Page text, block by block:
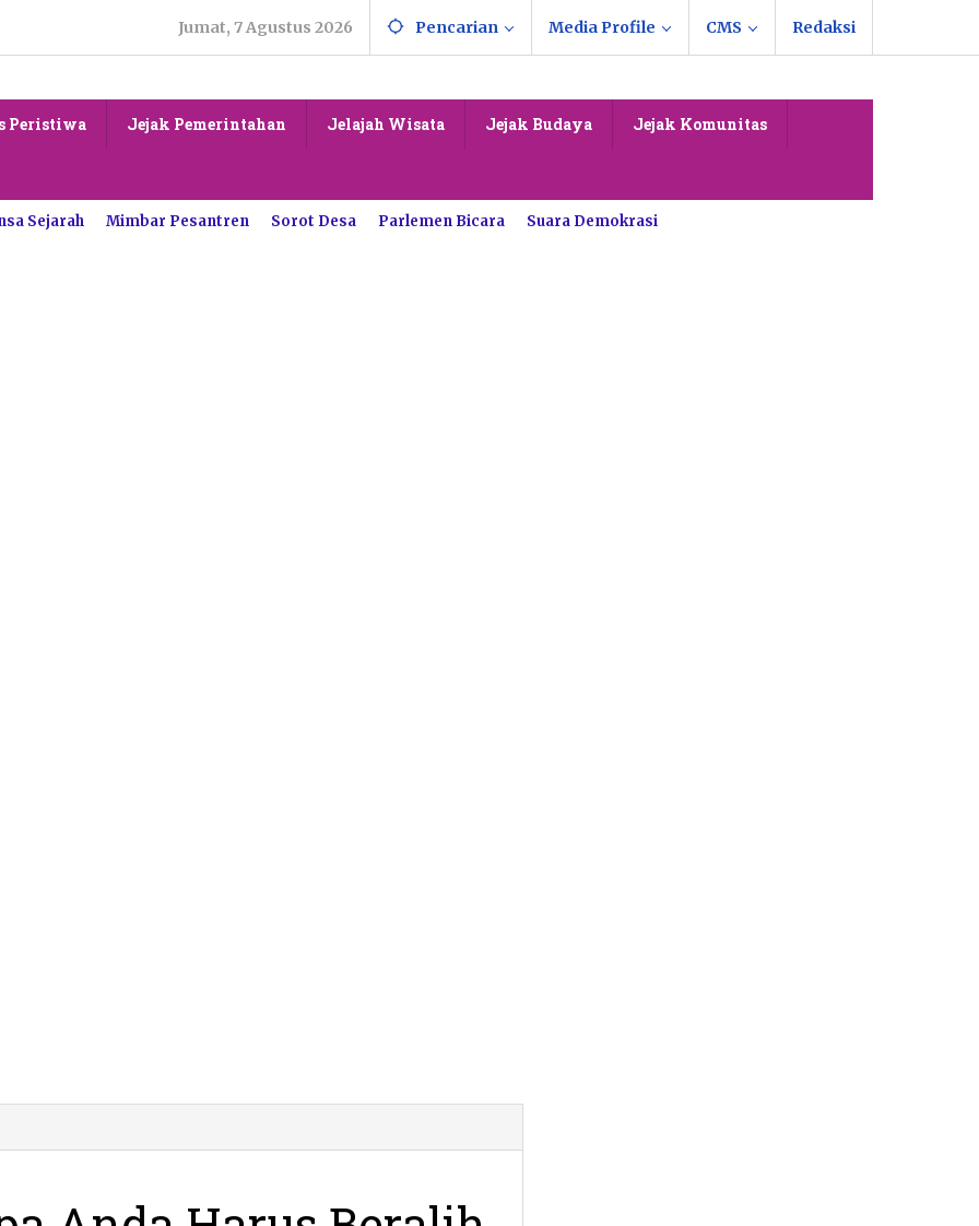
Jumat, 7 Agustus 2026 Pencarian Media Profile CMS Redaksi
Peristiwa Jejak Pemerintahan Jelajah Wisata Jejak Budaya Jejak Komunitas
Sejarah Mimbar Pesantren Sorot Desa Parlemen Bicara Suara Demokrasi